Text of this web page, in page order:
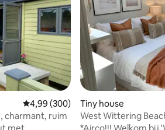
203 recensies
Gemiddelde beoordeling van 4,99
4,99 (300)
charmant, ruim
Tiny house
West Wittering